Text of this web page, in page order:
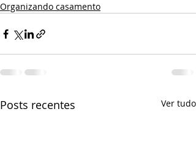
Organizando casamento
Posts recentes Ver tudo